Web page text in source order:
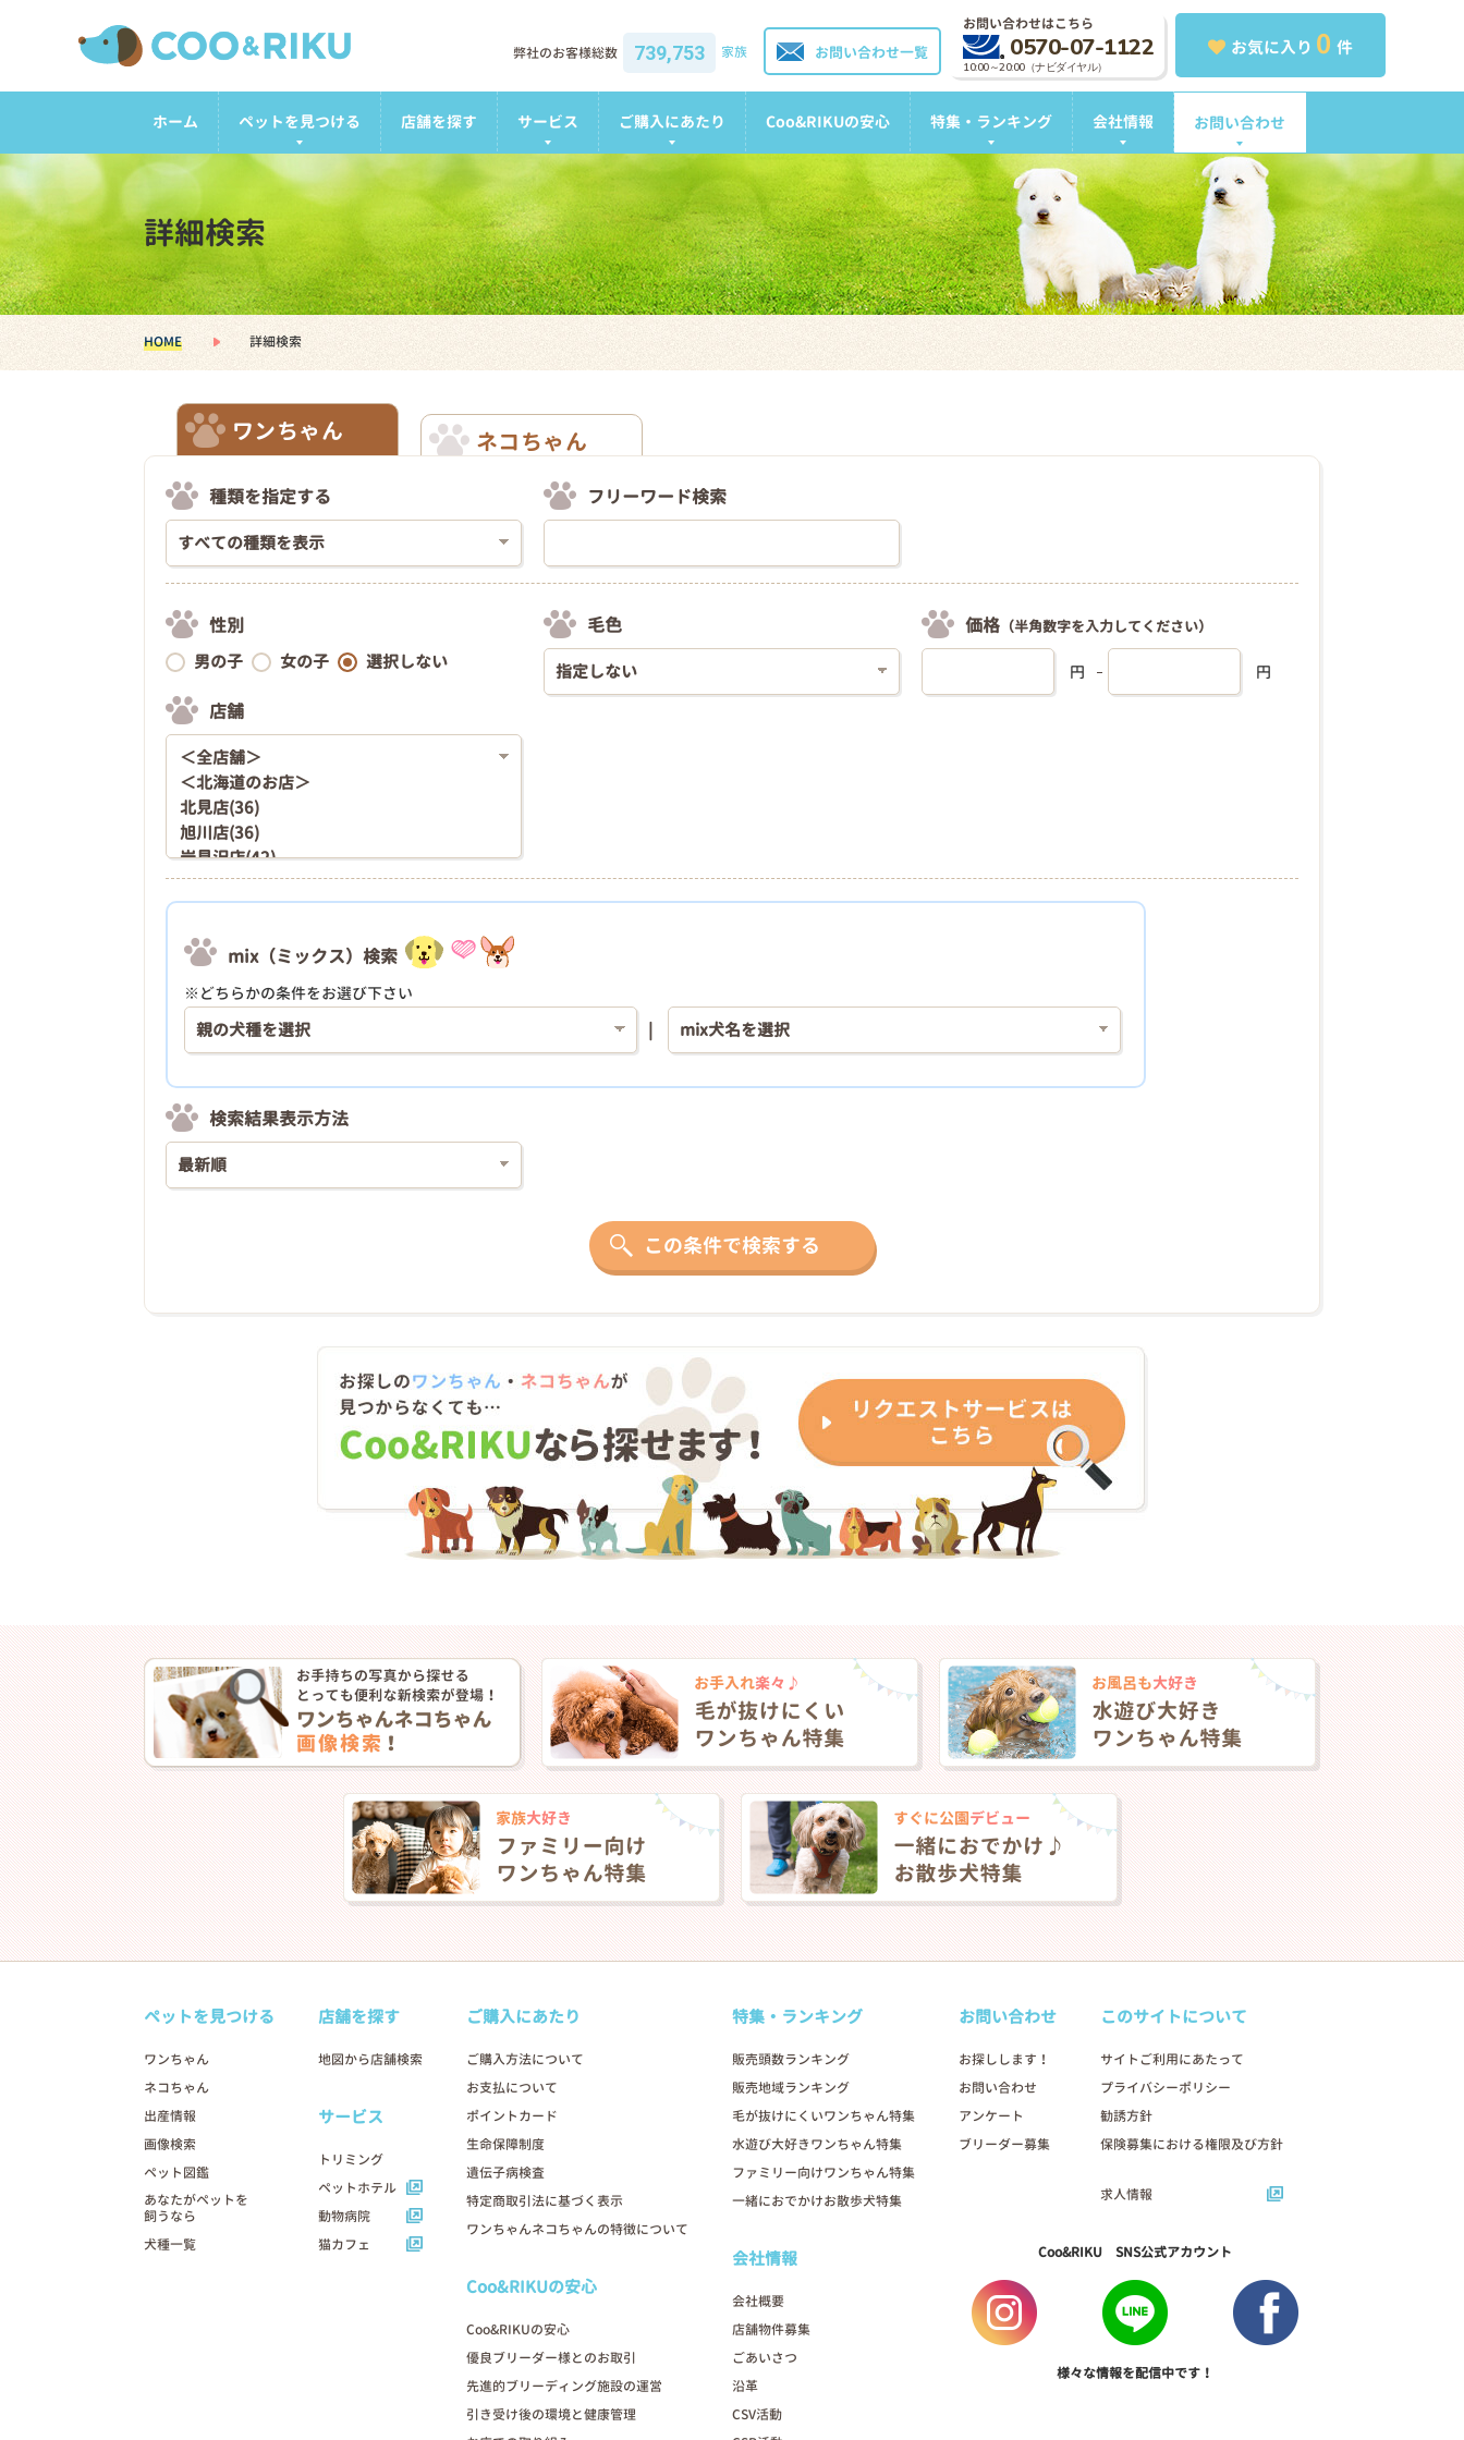
お気に入り 0 件
お問い合わせはこちら
0570-07-1122
10:00～20:00（ナビダイヤル）
お問い合わせ一覧
弊社のお客様総数 739,753 家族
ホーム ペットを見つける 店舗を探す サービス ご購入にあたり Coo&RIKUの安心 特集・ランキング 会社情報 お問い合わせ
詳細検索
HOME 詳細検索
ワンちゃん ネコちゃん
種類を指定する フリーワード検索
性別
男の子 女の子 選択しない
店舗
毛色 価格 （半角数字を入力してください）
円 円
mix（ミックス）検索
※どちらかの条件をお選び下さい
検索結果表示方法
この条件で検索する
ペットを見つける
ワンちゃん
ネコちゃん
出産情報
画像検索
ペット図鑑
あなたがペットを
飼うなら
犬種一覧
店舗を探す
地図から店舗検索
サービス
トリミング
ペットホテル
動物病院
猫カフェ
ご購入にあたり
ご購入方法について
お支払について
ポイントカード
生命保障制度
遺伝子病検査
特定商取引法に基づく表示
ワンちゃんネコちゃんの特徴について
Coo&RIKUの安心
Coo&RIKUの安心
優良ブリーダー様とのお取引
先進的ブリーディング施設の運営
引き受け後の環境と健康管理
特集・ランキング
販売頭数ランキング
販売地域ランキング
毛が抜けにくいワンちゃん特集
水遊び大好きワンちゃん特集
ファミリー向けワンちゃん特集
一緒におでかけお散歩犬特集
会社情報
会社概要
店舗物件募集
ごあいさつ
沿革
CSV活動
お問い合わせ
お探しします！
お問い合わせ
アンケート
ブリーダー募集
このサイトについて
サイトご利用にあたって
プライバシーポリシー
勧誘方針
保険募集における権限及び方針
求人情報
Coo&RIKU SNS公式アカウント
様々な情報を配信中です！